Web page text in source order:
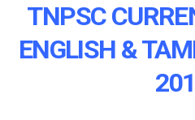
TNPSC
ENGLISH &